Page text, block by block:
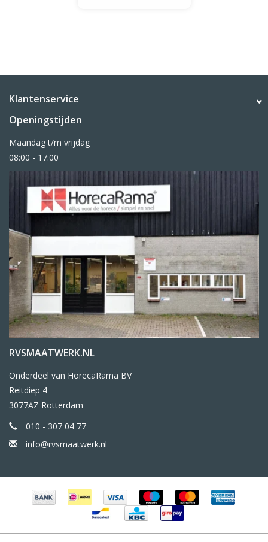
Klantenservice
Openingstijden
Maandag t/m vrijdag
08:00 - 17:00
RVSMAATWERK.NL
Onderdeel van HorecaRama BV
Reitdiep 4
3077AZ Rotterdam
010 - 307 04 77
info@rvsmaatwerk.nl